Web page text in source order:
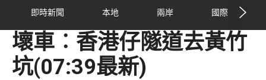
即時新聞 本地 兩岸 國際
壞車︰香港仔隧道去黃竹
坑(07:39最新)